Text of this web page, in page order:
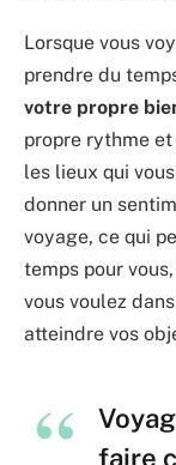
Lorsque vous
prendre du
votre propre
propre rythme
les lieux qui
donner un
voyage, ce qui
temps pour
vous voulez
atteindre vos
faire